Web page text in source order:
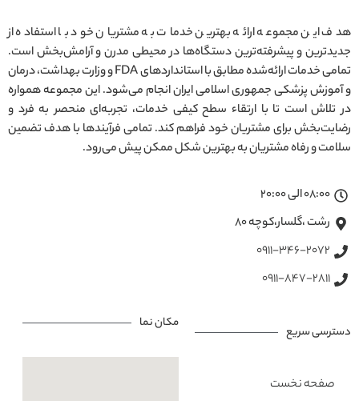
هدف این مجموعه ارائه بهترین خدمات به مشتریان خود با استفاده از
جدیدترین و پیشرفته‌ترین دستگاه‌ها در محیطی مدرن و آرامش‌بخش است.
تمامی خدمات ارائه‌شده مطابق با استانداردهای FDA و وزارت بهداشت، درمان
و آموزش پزشکی جمهوری اسلامی ایران انجام می‌شود. این مجموعه همواره
در تلاش است تا با ارتقاء سطح کیفی خدمات، تجربه‌ای منحصر به فرد و
رضایت‌بخش برای مشتریان خود فراهم کند. تمامی فرآیندها با هدف تضمین
سلامت و رفاه مشتریان به بهترین شکل ممکن پیش می‌رود.
08:00 الی 20:00
رشت ،گلسار،کوچه ۸۰
0911-346-2072
0911-847-2811
دسترسی سریع
صفحه نخست
مکان نما